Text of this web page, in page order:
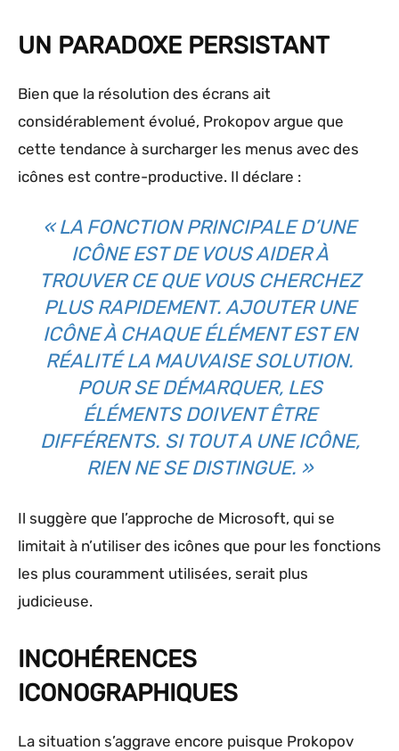
UN PARADOXE PERSISTANT
Bien que la résolution des écrans ait
considérablement évolué, Prokopov argue que
cette tendance à surcharger les menus avec des
icônes est contre-productive. Il déclare :
« LA FONCTION PRINCIPALE D’UNE
ICÔNE EST DE VOUS AIDER À
TROUVER CE QUE VOUS CHERCHEZ
PLUS RAPIDEMENT. AJOUTER UNE
ICÔNE À CHAQUE ÉLÉMENT EST EN
RÉALITÉ LA MAUVAISE SOLUTION.
POUR SE DÉMARQUER, LES
ÉLÉMENTS DOIVENT ÊTRE
DIFFÉRENTS. SI TOUT A UNE ICÔNE,
RIEN NE SE DISTINGUE. »
Il suggère que l’approche de Microsoft, qui se
limitait à n’utiliser des icônes que pour les fonctions
les plus couramment utilisées, serait plus
judicieuse.
INCOHÉRENCES
ICONOGRAPHIQUES
La situation s’aggrave encore puisque Prokopov